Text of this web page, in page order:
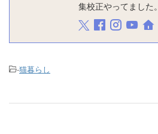
集校正やってました。
-猫暮らし